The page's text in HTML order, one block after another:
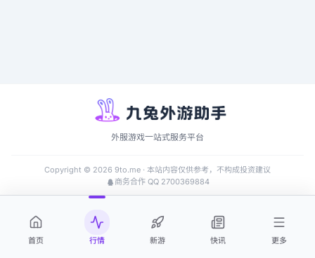
外服游戏一站式服务平台
Copyright © 2026 9to.me · 本站内容仅供参考，不构成投资建议
商务合作 QQ 2700369884
首页 行情 新游 快讯 更多